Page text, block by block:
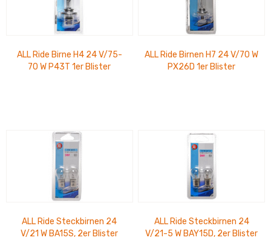
ALL Ride Birne H4 24 V/75-
70 W P43T 1er Blister
ALL Ride Birnen H7 24 V/70 W
PX26D 1er Blister
ALL Ride Steckbirnen 24
V/21 W BA15S, 2er Blister
ALL Ride Steckbirnen 24
V/21-5 W BAY15D, 2er Blister